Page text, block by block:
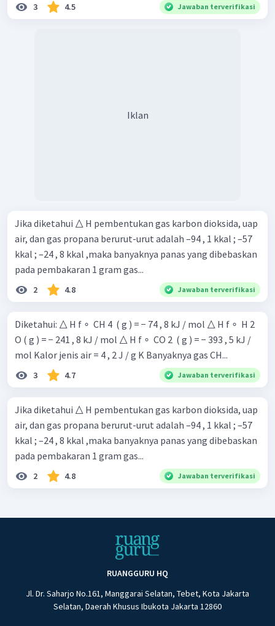
3 4.5 Jawaban terverifikasi
Iklan
Jika diketahui △ H pembentukan gas karbon dioksida, uap
air, dan gas propana berurut-urut adalah –94 , 1 kkal ; –57
kkal ; –24 , 8 kkal ,maka banyaknya panas yang dibebaskan
pada pembakaran 1 gram gas...
2 4.8 Jawaban terverifikasi
Diketahui: △ H f ∘ ​ CH 4 ​ ( g ) = − 74 , 8 kJ / mol △ H f ∘ ​ H 2 ​
O ( g ) = − 241 , 8 kJ / mol △ H f ∘ ​ CO 2 ​ ( g ) = − 393 , 5 kJ /
mol Kalor jenis air = 4 , 2 J / g K Banyaknya gas CH...
3 4.7 Jawaban terverifikasi
Jika diketahui △ H pembentukan gas karbon dioksida, uap
air, dan gas propana berurut-urut adalah –94 , 1 kkal ; –57
kkal ; –24 , 8 kkal ,maka banyaknya panas yang dibebaskan
pada pembakaran 1 gram gas...
2 4.8 Jawaban terverifikasi
RUANGGURU HQ
Jl. Dr. Saharjo No.161, Manggarai Selatan, Tebet, Kota Jakarta
Selatan, Daerah Khusus Ibukota Jakarta 12860